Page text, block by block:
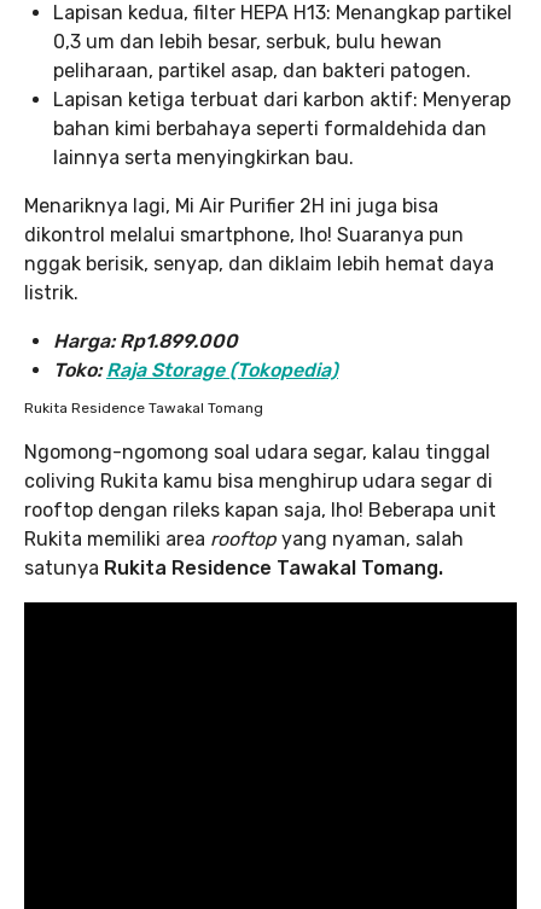
Lapisan kedua, filter HEPA H13: Menangkap partikel
0,3 um dan lebih besar, serbuk, bulu hewan
peliharaan, partikel asap, dan bakteri patogen.
Lapisan ketiga terbuat dari karbon aktif: Menyerap
bahan kimi berbahaya seperti formaldehida dan
lainnya serta menyingkirkan bau.
Menariknya lagi, Mi Air Purifier 2H ini juga bisa
dikontrol melalui smartphone, lho! Suaranya pun
nggak berisik, senyap, dan diklaim lebih hemat daya
listrik.
Harga: Rp1.899.000
Toko:Raja Storage (Tokopedia)
Rukita Residence Tawakal Tomang
Ngomong-ngomong soal udara segar, kalau tinggal
coliving Rukita kamu bisa menghirup udara segar di
rooftop dengan rileks kapan saja, lho! Beberapa unit
Rukita memiliki area rooftop yang nyaman, salah
satunya Rukita Residence Tawakal Tomang.